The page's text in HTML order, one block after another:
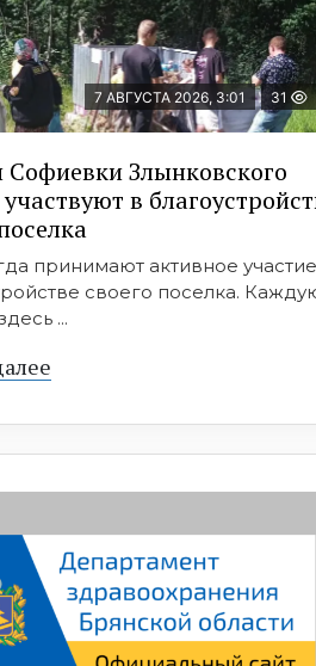
7 АВГУСТА 2026, 3:01 31
Злынковского
в
принимают активное
своего поселка.
...